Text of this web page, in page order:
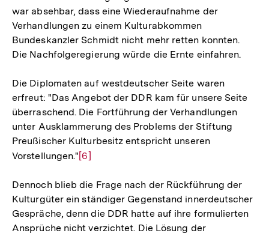
war absehbar, dass eine Wiederaufnahme der
Verhandlungen zu einem Kulturabkommen
Bundeskanzler Schmidt nicht mehr retten konnten.
Die Nachfolgeregierung würde die Ernte einfahren.
Die Diplomaten auf westdeutscher Seite waren
erfreut: "Das Angebot der DDR kam für unsere Seite
überraschend. Die Fortführung der Verhandlungen
unter Ausklammerung des Problems der Stiftung
Preußischer Kulturbesitz entspricht unseren
Vorstellungen." Zur
der
Fußnote
[6]
Dennoch blieb die Frage nach der Rückführung der
Kulturgüter ein ständiger Gegenstand innerdeutscher
Gespräche, denn die DDR hatte auf ihre formulierten
Ansprüche nicht verzichtet. Die Lösung der